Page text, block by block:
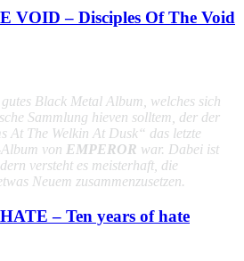
VOID – Disciples Of The Void
Black Metal Album, welches sich
Sammlung hieven solltem, der der
At The Welkin At Dusk“ das letzte
von EMPEROR war. Dabei ist
versteht es meisterhaft, die
Neuem zusammenzusetzen.
– Ten years of hate